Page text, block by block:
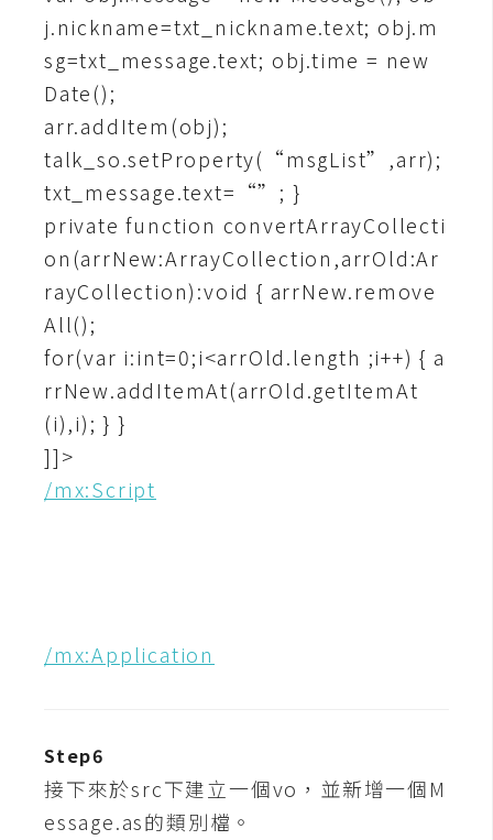
c
k
e
r
伺
服
定
源
免
費
示
型
M
A
C
j.nickname=txt_nickname.text; obj.m
sg=txt_message.text; obj.time = new
Date();
arr.addItem(obj);
talk_so.setProperty(“msgList”,arr);
txt_message.text=“”; }
private function convertArrayCollecti
on(arrNew:ArrayCollection,arrOld:Ar
rayCollection):void { arrNew.remove
All();
for(var i:int=0;i<arrOld.length ;i++) { a
rrNew.addItemAt(arrOld.getItemAt
(i),i); } }
]]>
/mx:Script
/mx:Application
Step6
接下來於src下建立一個vo，並新增一個M
essage.as的類別檔。